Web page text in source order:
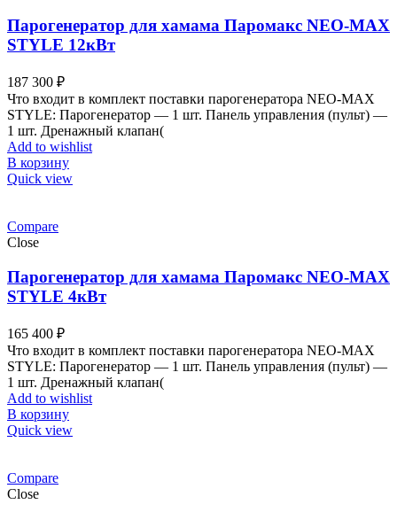
Парогенератор для хамама Паромакс NEO-MAX
STYLE 12кВт
187 300 ₽
Что входит в комплект поставки парогенератора NEO-MAX
STYLE: Парогенератор — 1 шт. Панель управления (пульт) —
1 шт. Дренажный клапан(
Add to wishlist
В корзину
Quick view
Compare
Close
Парогенератор для хамама Паромакс NEO-MAX
STYLE 4кВт
165 400 ₽
Что входит в комплект поставки парогенератора NEO-MAX
STYLE: Парогенератор — 1 шт. Панель управления (пульт) —
1 шт. Дренажный клапан(
Add to wishlist
В корзину
Quick view
Compare
Close